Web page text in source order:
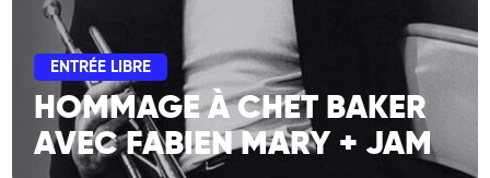
ENTRÉE LIBRE
HOMMAGE À CHET BAKER
AVEC FABIEN MARY + JAM